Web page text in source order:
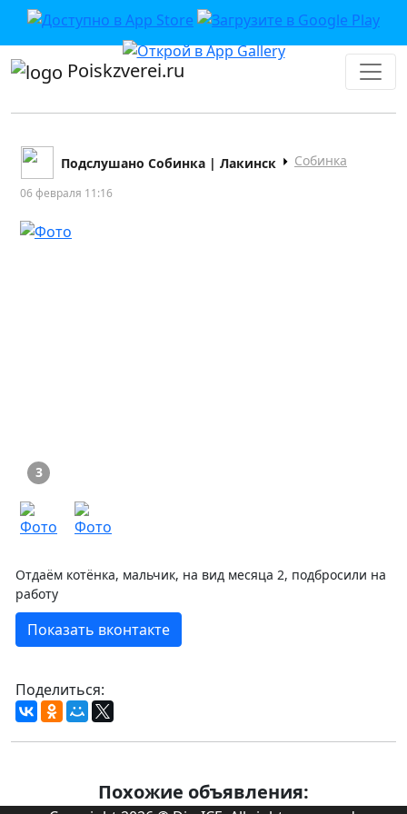
Poiskzverei.ru
Подслушано Собинка | Лакинск Собинка
06 февраля 11:16
3
Отдаём котёнка, мальчик, на вид месяца 2, подбросили на
работу
Показать вконтакте
Поделиться:
Похожие объявления: